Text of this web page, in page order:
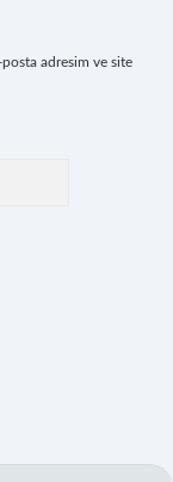
posta adresim ve site